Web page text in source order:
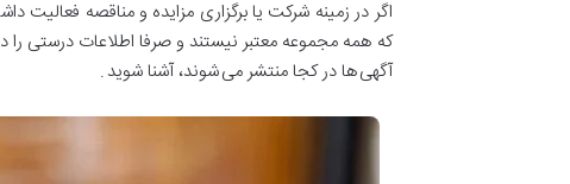
اگر در زمینه شرکت یا برگزاری مزایده و مناقصه فعالیت
که همه مجموعه معتبر نیستند و صرفا اطلاعات درستی را
آگهی ها در کجا منتشر می شوند، آشنا شوید .